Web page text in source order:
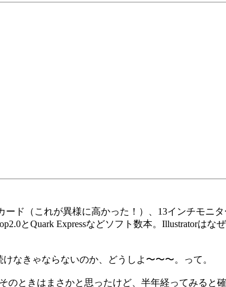
ド（これが異様に高かった！）、13インチモニ
とQuark Expressなどソフト数本。Illustratorは
なきゃならないのか、どうしよ〜〜〜。って。
ときはまさかと思ったけど、半年経ってみると